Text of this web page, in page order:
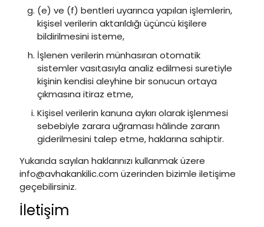
(e) ve (f) bentleri uyarınca yapılan işlemlerin,
kişisel verilerin aktarıldığı üçüncü kişilere
bildirilmesini isteme,
İşlenen verilerin münhasıran otomatik
sistemler vasıtasıyla analiz edilmesi suretiyle
kişinin kendisi aleyhine bir sonucun ortaya
çıkmasına itiraz etme,
Kişisel verilerin kanuna aykırı olarak işlenmesi
sebebiyle zarara uğraması hâlinde zararın
giderilmesini talep etme, haklarına sahiptir.
Yukarıda sayılan haklarınızı kullanmak üzere
info@avhakankilic.com üzerinden bizimle iletişime
geçebilirsiniz.
İletişim